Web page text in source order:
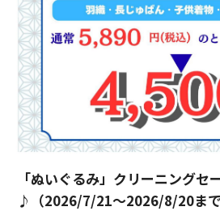
「ぬいぐるみ」クリーニングセ
♪（2026/7/21～2026/8/20まで